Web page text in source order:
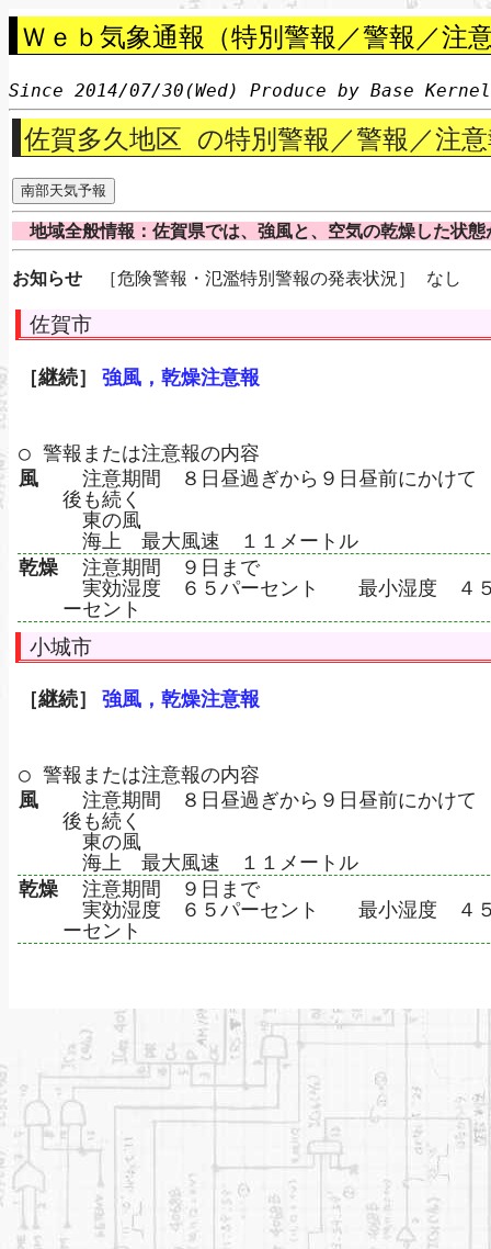
Ｗｅｂ気象通報（特別警報／警報／
Since 2014/07/30(Wed) Produce by Base
佐賀多久地区 の特別警報／警報／注
地域全般情報：佐賀県では、強風と、空気の乾燥した状
お知らせ ［危険警報・氾濫特別警報の発表状況］ なし
佐賀市
［継続］ 強風，乾燥注意報
○ 警報または注意報の内容
風
注意期間 ８日昼過ぎから９日昼前にかけ
後も続く
東の風
海上 最大風速 １１メートル
乾燥
注意期間 ９日まで
実効湿度 ６５パーセント 最小湿度 ４
ーセント
小城市
［継続］ 強風，乾燥注意報
○ 警報または注意報の内容
風
注意期間 ８日昼過ぎから９日昼前にかけ
後も続く
東の風
海上 最大風速 １１メートル
乾燥
注意期間 ９日まで
実効湿度 ６５パーセント 最小湿度 ４
ーセント